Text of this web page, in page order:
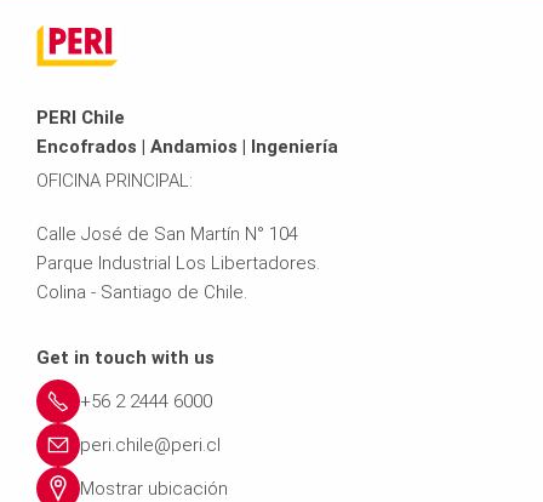
PERI Chile
Encofrados | Andamios | Ingeniería
OFICINA PRINCIPAL:
Calle José de San Martín N° 104
Parque Industrial Los Libertadores.
Colina - Santiago de Chile.
Get in touch with us
+56 2 2444 6000
peri.chile@peri.cl
Mostrar ubicación